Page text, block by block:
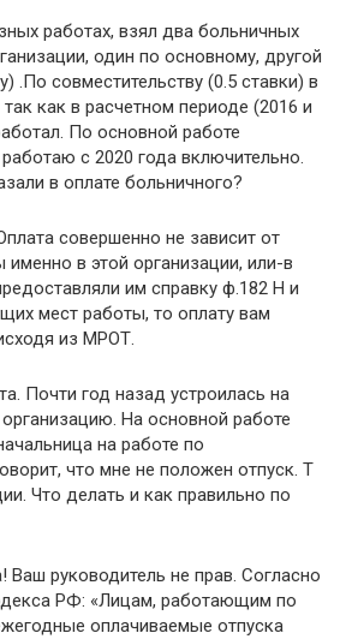
работах, взял два больничных
один по основному, другой
.По совместительству (0.5 ставки) в
как в расчетном периоде (2016 и
По основной работе
с 2020 года включительно.
в оплате больничного?
совершенно не зависит от
именно в этой организации, или-в
им справку ф.182 Н и
мест работы, то оплату вам
из МРОТ.
Почти год назад устроилась на
На основной работе
на работе по
что мне не положен отпуск. Т
Что делать и как правильно по
руководитель не прав. Согласно
РФ: «Лицам, работающим по
оплачиваемые отпуска